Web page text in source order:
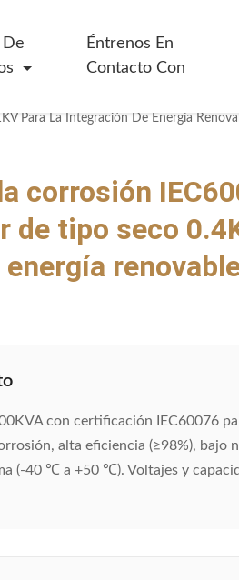
Éntrenos En
Contacto Con
corrosión
de tipo seco
con certificación IEC60076
alta eficiencia (≥98%), bajo
(-40 ℃ a +50 ℃). Voltajes y